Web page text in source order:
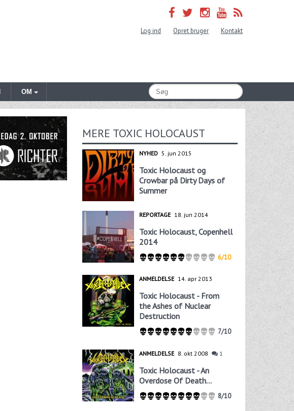
Log ind Opret bruger Kontakt
OM
MERE TOXIC HOLOCAUST
NYHED 5. jun 2015
Toxic Holocaust og
Crowbar på Dirty Days of
Summer
REPORTAGE 18. jun 2014
Toxic Holocaust, Copenhell
2014
6/10
ANMELDELSE 14. apr 2013
Toxic Holocaust - From
the Ashes of Nuclear
Destruction
7/10
ANMELDELSE 8. okt 2008 1
Toxic Holocaust - An
Overdose Of Death...
8/10